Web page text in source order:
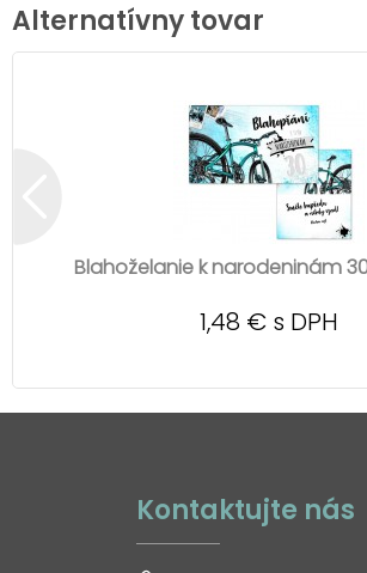
Alternatívny tovar
Blahoželanie k narodeninám 30
1,48 € s DPH
Kontaktujte nás